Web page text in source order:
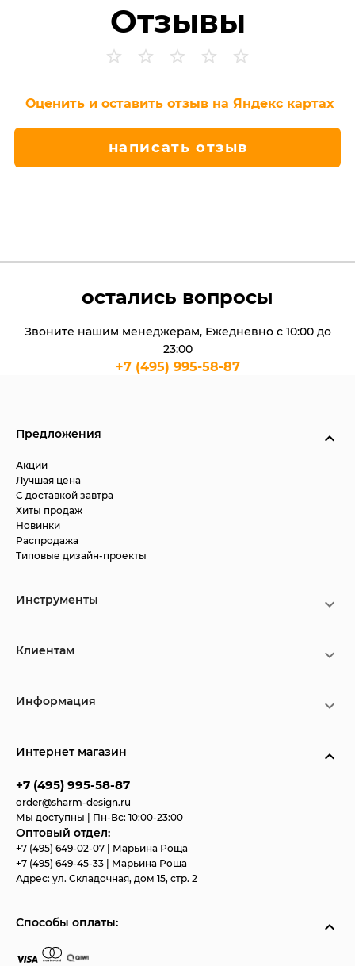
Отзывы
Оценить и оставить отзыв на Яндекс картах
написать отзыв
остались вопросы
Звоните нашим менеджерам, Ежедневно с 10:00 до
23:00
+7 (495) 995-58-87
Предложения
Акции
Лучшая цена
С доставкой завтра
Хиты продаж
Новинки
Распродажа
Типовые дизайн-проекты
Инструменты
Клиентам
Информация
Интернет магазин
+7 (495) 995-58-87
order@sharm-design.ru
Мы доступны | Пн-Вс: 10:00-23:00
Оптовый отдел:
+7 (495) 649-02-07 | Марьина Роща
+7 (495) 649-45-33 | Марьина Роща
Адрес: ул. Складочная, дом 15, стр. 2
Способы оплаты: